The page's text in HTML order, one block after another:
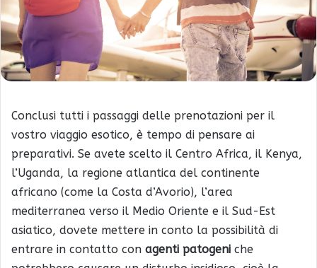
Conclusi tutti i passaggi delle prenotazioni per il
vostro viaggio esotico, è tempo di pensare ai
preparativi. Se avete scelto il Centro Africa, il Kenya,
l’Uganda, la regione atlantica del continente
africano (come la Costa d’Avorio), l’area
mediterranea verso il Medio Oriente e il Sud-Est
asiatico, dovete mettere in conto la possibilità di
entrare in contatto con agenti patogeni che